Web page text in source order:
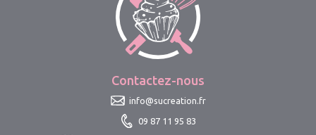
Contactez-nous
info@sucreation.fr
09 87 11 95 83